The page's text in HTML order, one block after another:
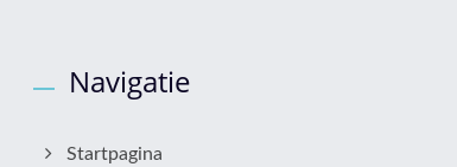
Navigatie
Startpagina